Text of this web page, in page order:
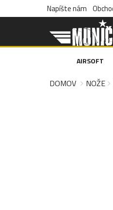
Napíšte nám
AIRSOFT
DOMOV NOŽE